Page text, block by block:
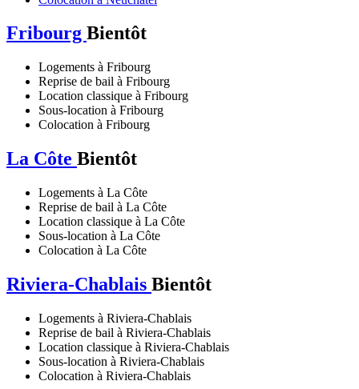
Fribourg Bientôt
Logements à Fribourg
Reprise de bail à Fribourg
Location classique à Fribourg
Sous-location à Fribourg
Colocation à Fribourg
La Côte Bientôt
Logements à La Côte
Reprise de bail à La Côte
Location classique à La Côte
Sous-location à La Côte
Colocation à La Côte
Riviera-Chablais Bientôt
Logements à Riviera-Chablais
Reprise de bail à Riviera-Chablais
Location classique à Riviera-Chablais
Sous-location à Riviera-Chablais
Colocation à Riviera-Chablais